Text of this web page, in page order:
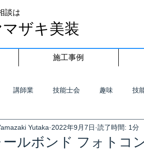
談は
ザキ美装
施工事例
講師業 技能士会 趣味 技
ールボンド フォトコ
Yutaka 2022年9月7日 読了時間: 1分